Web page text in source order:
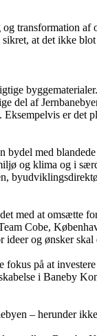
transformation
at det ikke
del af
er
med
og klima og i
med at omsætte
Cobe,
og ønsker
på at
i Baneby
– herunder